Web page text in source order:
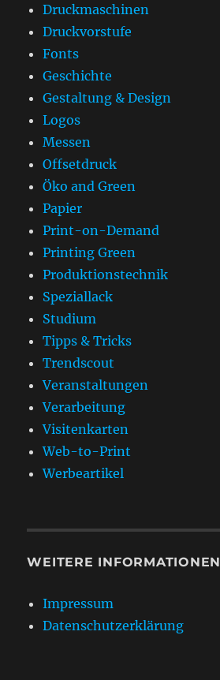
Druckmaschinen
Druckvorstufe
Fonts
Geschichte
Gestaltung & Design
Logos
Messen
Offsetdruck
Öko and Green
Papier
Print-on-Demand
Printing Green
Produktionstechnik
Speziallack
Studium
Tipps & Tricks
Trendscout
Veranstaltungen
Verarbeitung
Visitenkarten
Web-to-Print
Werbeartikel
WEITERE INFORMATIONEN
Impressum
Datenschutzerklärung